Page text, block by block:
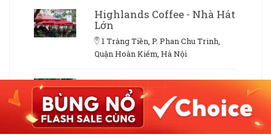
Highlands Coffee - Nhà Hát
Lớn
1 Tràng Tiền, P. Phan Chu Trinh,
Quận Hoàn Kiếm, Hà Nội
Nhà 9NKC Fusion
Restaurant & Cafeteria
9 Nguyễn Khắc Cần, Quận Hoàn
Kiếm, Hà Nội